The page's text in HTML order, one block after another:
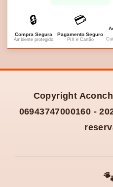
🔒
Compra Segura
Ambiente protegido
💳
Pagamento Seguro
PIX e Cartão
Copyright
06943747000160 -